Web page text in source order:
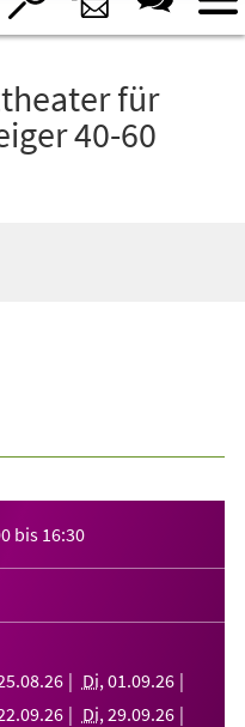
für
40-60
bis 16:30
.08.26 Di, 01 .09.26
.09.26 Di, 29.09.26